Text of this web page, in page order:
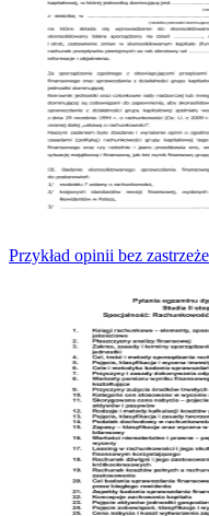
Przykład opinii bez